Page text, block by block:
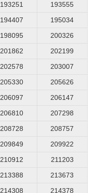
193251
193555
194407
195034
198095
200326
201862
202199
202578
203007
205330
205626
206097
206147
206810
207298
208728
208757
209849
209922
210912
211203
213388
213673
214308
214378